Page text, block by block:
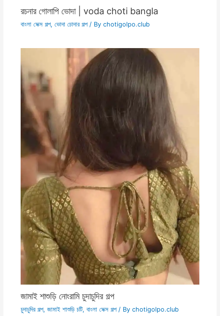
রচনার গোলাপি ভোদা | voda choti bangla
বাংলা সেক্স গল্প, ভোদা চোদার গল্প/ By chotigolpo.club
জামাই শাশুড়ি নোংরামি চুদাচুদির গল্প
চুদাচুদির গল্প, জামাই শাশুড়ি চটি, বাংলা সেক্স গল্প/ By chotigolpo.club